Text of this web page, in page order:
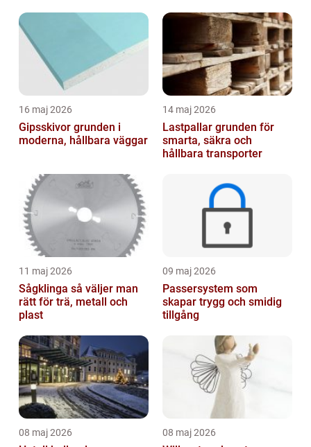
16 maj 2026
Gipsskivor grunden i
moderna, hållbara väggar
14 maj 2026
Lastpallar grunden för
smarta, säkra och
hållbara transporter
11 maj 2026
Sågklinga så väljer man
rätt för trä, metall och
plast
09 maj 2026
Passersystem som
skapar trygg och smidig
tillgång
08 maj 2026 08 maj 2026